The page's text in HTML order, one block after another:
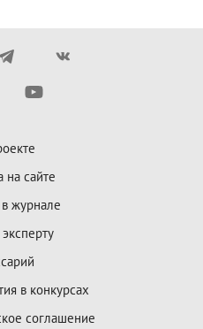
на сайте
журнале
в конкурсах
соглашение